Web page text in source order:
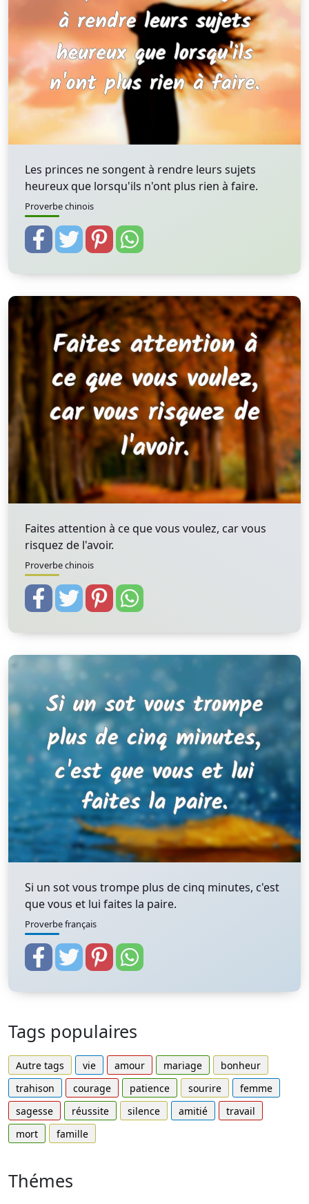
Les princes ne songent à rendre leurs sujets
heureux que lorsqu'ils n'ont plus rien à faire.
Proverbe chinois
Faites attention à ce que vous voulez, car vous
risquez de l'avoir.
Proverbe chinois
Si un sot vous trompe plus de cinq minutes, c'est
que vous et lui faites la paire.
Proverbe français
Tags populaires
Autre tags vie amour mariage
bonheur
trahison
courage patience sourire
femme
sagesse
réussite silence amitié
travail
mort
famille
Thémes